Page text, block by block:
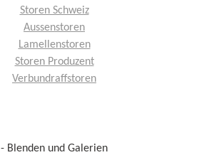
Storen Schweiz
Aussenstoren
Lamellenstoren
Storen Produzent
Verbundraffstoren
- Blenden und Galerien